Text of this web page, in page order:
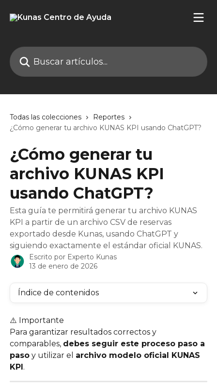
Buscar artículos...
Todas las colecciones
Reportes
¿Cómo generar tu archivo KUNAS KPI usando ChatGPT?
¿Cómo generar tu
archivo KUNAS KPI
usando ChatGPT?
Esta guía te permitirá generar tu archivo KUNAS
KPI a partir de un archivo CSV de reservas
exportado desde Kunas, usando ChatGPT y
siguiendo exactamente el estándar oficial KUNAS.
Escrito por Experto Kunas
13 de enero de 2026
Índice de contenidos
⚠️ Importante
Para garantizar resultados correctos y
comparables, debes seguir este proceso paso a
paso y utilizar el archivo modelo oficial KUNAS
KPI.